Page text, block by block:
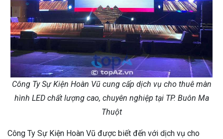
Công Ty Sự Kiện Hoàn Vũ cung cấp dịch vụ cho thuê màn
hình LED chất lượng cao, chuyên nghiệp tại TP. Buôn Ma
Thuột
Công Ty Sự Kiện Hoàn Vũ được biết đến với dịch vụ cho